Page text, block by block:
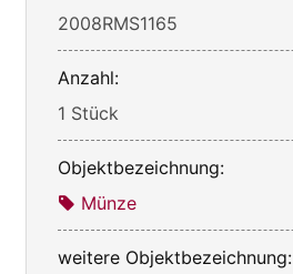
2008RMS1165
Anzahl:
1 Stück
Objektbezeichnung:
Münze
weitere Objektbezeichnung: